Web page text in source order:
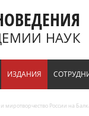
НАУК
ИЗДАНИЯ
миротворчество России на